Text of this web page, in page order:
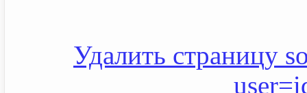
Удалить страницу